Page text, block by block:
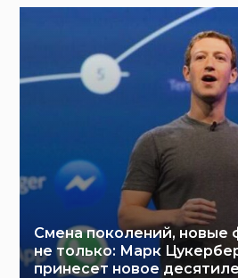
Смена поколений, новые
не только: Марк
принесет новое